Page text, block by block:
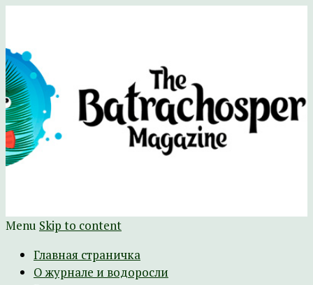
The Batrachospermum Magazine
Батрахоспермум (официальный сайт)
Menu Skip to content
Главная страничка
О журнале и водоросли